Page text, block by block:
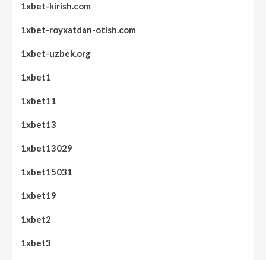
1xbet-kirish.com
1xbet-royxatdan-otish.com
1xbet-uzbek.org
1xbet1
1xbet11
1xbet13
1xbet13029
1xbet15031
1xbet19
1xbet2
1xbet3